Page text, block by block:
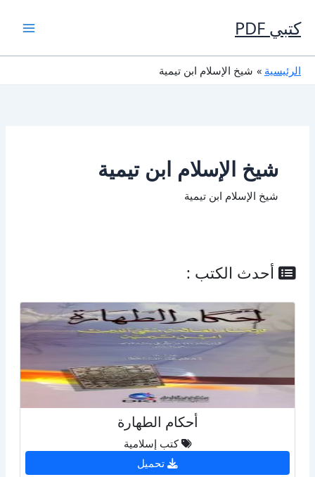
إلى
المحتوى
كتبي PDF
الرئيسية شيخ الإسلام ابن تيمية
شيخ الإسلام ابن تيمية
شيخ الإسلام ابن تيمية
أحدث الكتب :
أحكام الطهارة
كتب إسلامية
تحميل